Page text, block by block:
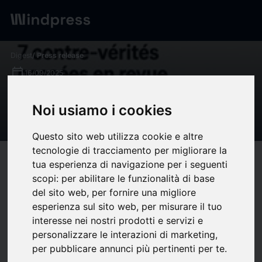
Noi usiamo i cookies
Questo sito web utilizza cookie e altre
tecnologie di tracciamento per migliorare la
tua esperienza di navigazione per i seguenti
scopi: per abilitare le funzionalità di base
del sito web, per fornire una migliore
esperienza sul sito web, per misurare il tuo
interesse nei nostri prodotti e servizi e
personalizzare le interazioni di marketing,
per pubblicare annunci più pertinenti per te.
Digest / Press release
calendar_today16/09/2025
Allègement des conditions de
voyage
Compatibility help
(0)bookmark_borderupload Share
Accueil
Rôles et membres
NOS COMMISSIONS